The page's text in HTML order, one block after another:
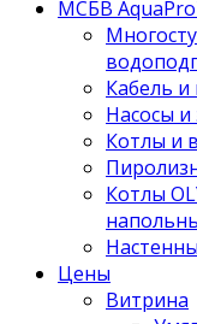
МСБВ
Кабель
Насосы и
Котлы и
Котлы
Цены
Витрина